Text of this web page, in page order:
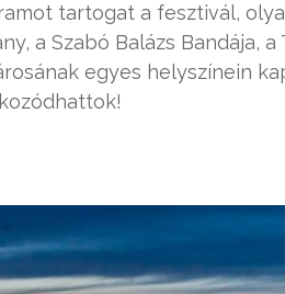
tartogat a fesztivál,
a Szabó Balázs Bandája,
egyes helyszínein